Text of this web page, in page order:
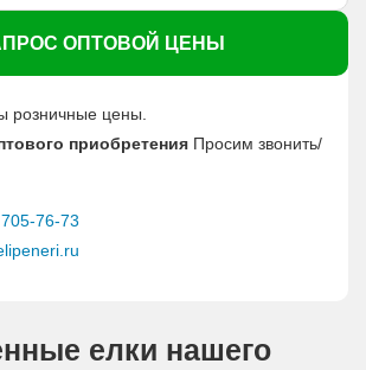
ОПТОВОЙ ЦЕНЫ
розничные цены.
приобретения Просим звонить/
76-73
елки нашего